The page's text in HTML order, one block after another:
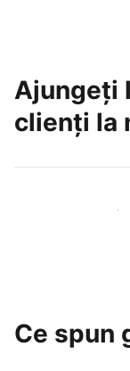
Ajungeți
clienți la
Atrageți noi
Ce spun